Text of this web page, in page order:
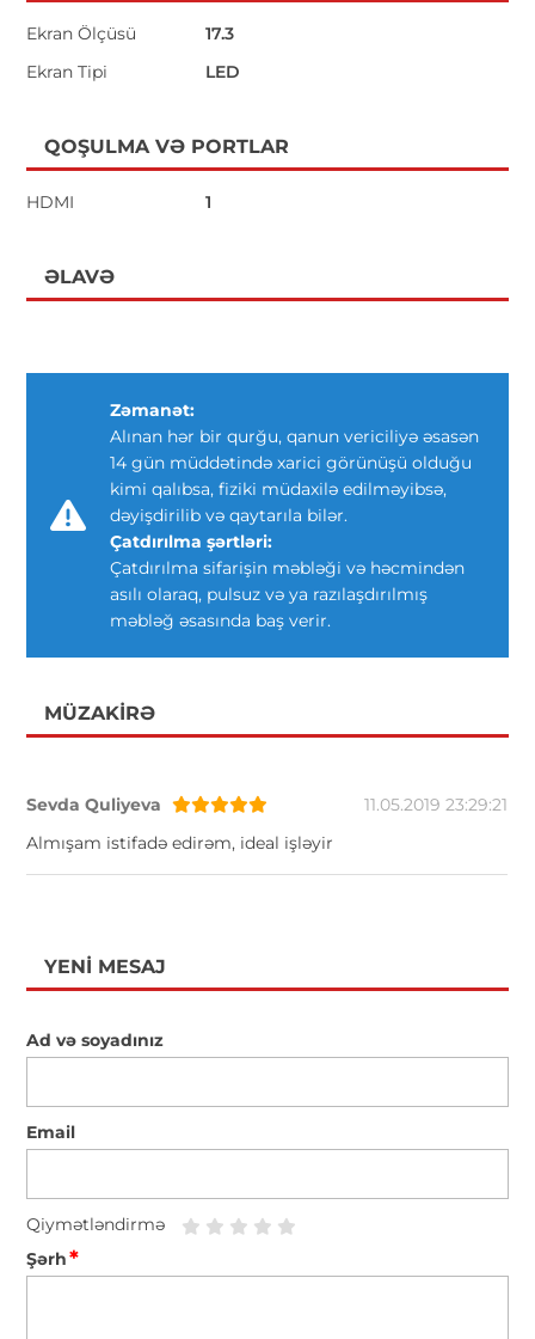
Ekran Ölçüsü
17.3
Ekran Tipi
LED
QOŞULMA VƏ PORTLAR
HDMI 1
ƏLAVƏ
Zəmanət:
Alınan hər bir qurğu, qanun vericiliyə əsasən
14 gün müddətində xarici görünüşü olduğu
kimi qalıbsa, fiziki müdaxilə edilməyibsə,
dəyişdirilib və qaytarıla bilər.
Çatdırılma şərtləri:
Çatdırılma sifarişin məbləği və həcmindən
asılı olaraq, pulsuz və ya razılaşdırılmış
məbləğ əsasında baş verir.
MÜZAKIRƏ
Sevda Quliyeva
11.05.2019 23:29:21
Almışam istifadə edirəm, ideal işləyir
YENI MESAJ
Ad və soyadınız
Email
Qiymətləndirmə
Şərh*